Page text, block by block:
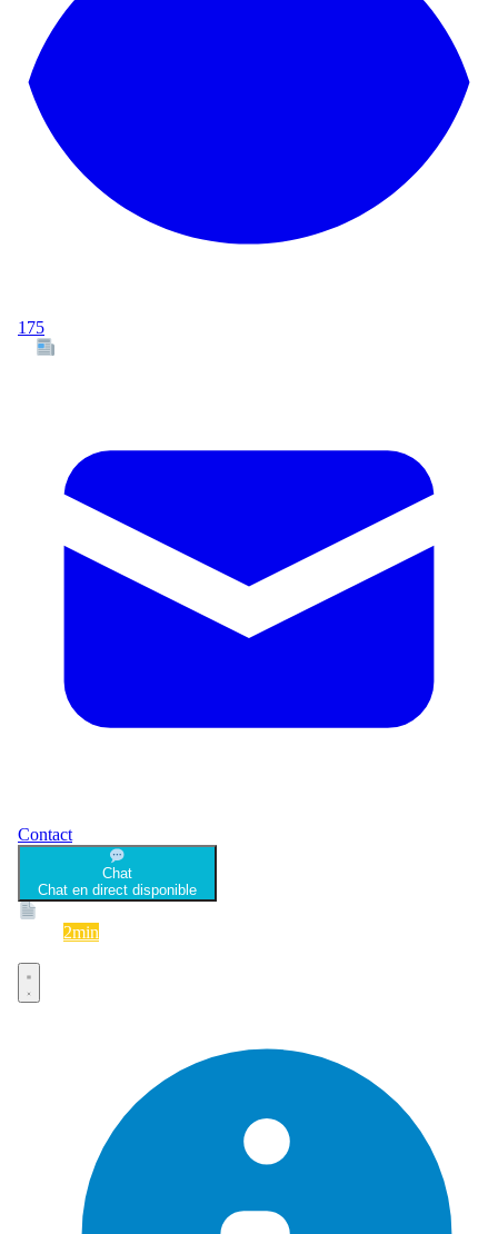
175
Contact
Chat
Chat en direct disponible
2min